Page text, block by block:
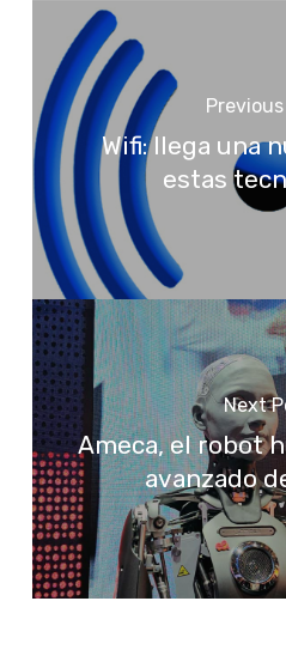
Wifi: llega una
estas
Next
Ameca, el robot
avanzado